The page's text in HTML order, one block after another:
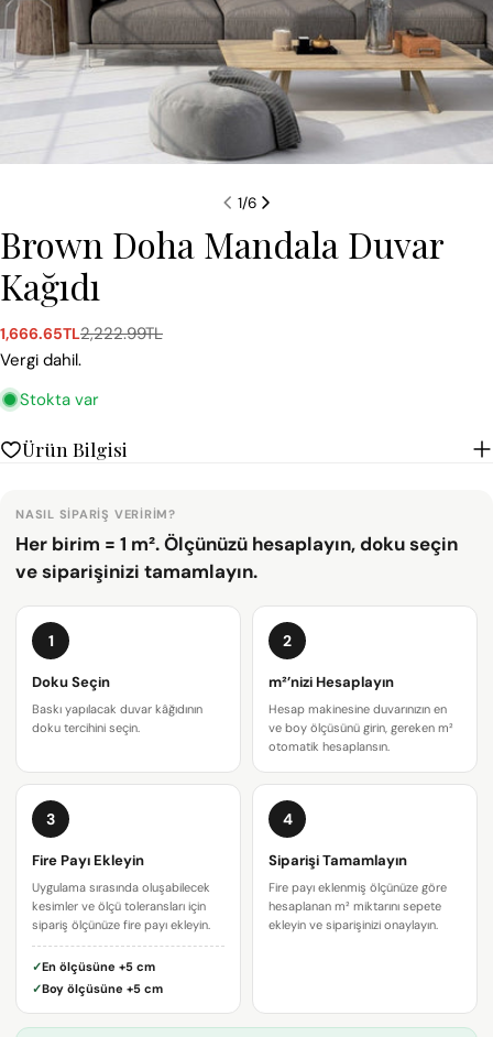
1/6
Brown Doha Mandala Duvar
Kağıdı
Satış
ücreti
1,666.65TL
Normal
fiyat
2,222.99TL
Vergi dahil.
Stokta var
Ürün Bilgisi
NASIL SIPARIŞ VERIRIM?
Her birim = 1 m². Ölçünüzü hesaplayın, doku seçin
ve siparişinizi tamamlayın.
1
Doku Seçin
Baskı yapılacak duvar kâğıdının
doku tercihini seçin.
2
m²’nizi Hesaplayın
Hesap makinesine duvarınızın en
ve boy ölçüsünü girin, gereken m²
otomatik hesaplansın.
3
Fire Payı Ekleyin
Uygulama sırasında oluşabilecek
kesimler ve ölçü toleransları için
sipariş ölçünüze fire payı ekleyin.
✓En ölçüsüne +5 cm
✓Boy ölçüsüne +5 cm
4
Siparişi Tamamlayın
Fire payı eklenmiş ölçünüze göre
hesaplanan m² miktarını sepete
ekleyin ve siparişinizi onaylayın.
Bu ürünü paylaş
Bir soru sor
Adınız
E-
posta
adresiniz
Telefonunuz